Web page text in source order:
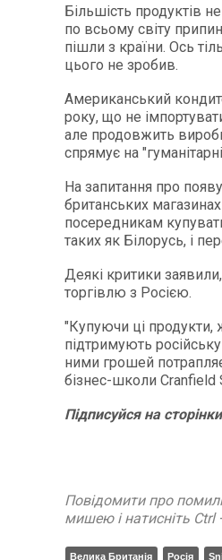
Більшість продуктів
по всьому світу
пішли з країни. Ось
цього не зробив.
Американський
року, що не
але продовжить
спрямує на "гуманітарні
На запитання про
британських
посередникам
таких як Білорусь, і
Деякі критики
торгівлю з Росією.
"Купуючи ці продукти,
підтримують
ними грошей
бізнес-школи Cranfield
Підписуйсянасторінки
Повідомити про
мишею і натисніть Ctrl
Велика Британія Росія